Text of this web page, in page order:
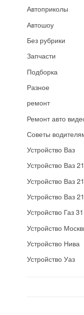
Автоприколы
Автошоу
Без рубрики
Запчасти
Подборка
Разное
ремонт
Ремонт авто
Советы
Устройство Ваз
Устройство Ваз
Устройство Ваз
Устройство Ваз
Устройство Газ
Устройство
Устройство Нива
Устройство Уаз